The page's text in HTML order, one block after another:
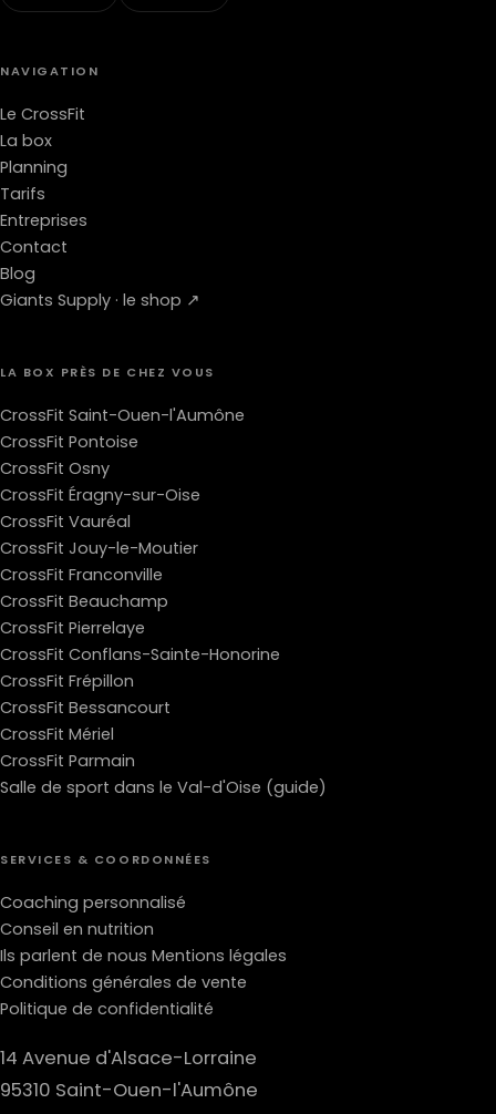
NAVIGATION
Le CrossFit
La box
Planning
Tarifs
Entreprises
Contact
Blog
Giants Supply · le shop ↗
LA BOX PRÈS DE CHEZ VOUS
CrossFit Saint-Ouen-l'Aumône
CrossFit Pontoise
CrossFit Osny
CrossFit Éragny-sur-Oise
CrossFit Vauréal
CrossFit Jouy-le-Moutier
CrossFit Franconville
CrossFit Beauchamp
CrossFit Pierrelaye
CrossFit Conflans-Sainte-Honorine
CrossFit Frépillon
CrossFit Bessancourt
CrossFit Mériel
CrossFit Parmain
Salle de sport dans le Val-d'Oise (guide)
SERVICES & COORDONNÉES
Coaching personnalisé
Conseil en nutrition
Ils parlent de nous Mentions légales
Conditions générales de vente
Politique de confidentialité
14 Avenue d'Alsace-Lorraine
95310 Saint-Ouen-l'Aumône